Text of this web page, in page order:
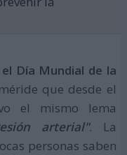
Día Mundial de la
que desde el
el mismo lema
arterial". La
personas saben